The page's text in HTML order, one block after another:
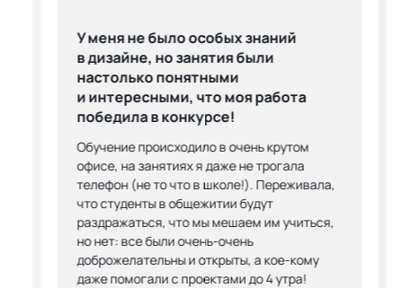
У меня не было особых знаний
в дизайне, но занятия были
настолько понятными
и интересными, что моя работа
победила в конкурсе!
Обучение происходило в очень крутом
офисе, на занятиях я даже не трогала
телефон (не то что в школе!). Переживала,
что студенты в общежитии будут
раздражаться, что мы мешаем им учиться,
но нет: все были очень-очень
доброжелательны и открыты, а кое-кому
даже помогали с проектами до 4 утра!